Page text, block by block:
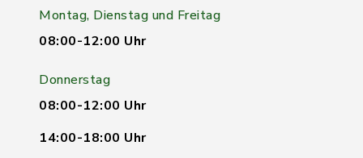
Montag, Dienstag und Freitag
08:00-12:00 Uhr
Donnerstag
08:00-12:00 Uhr
14:00-18:00 Uhr